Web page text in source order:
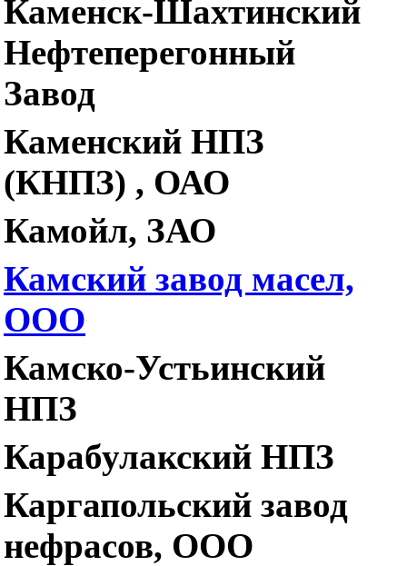
Каменск-Шахтинский
Нефтеперегонный
Завод
Каменский НПЗ
(КНПЗ) , ОАО
Камойл, ЗАО
Камский завод масел,
ООО
Камско-Устьинский
НПЗ
Карабулакский НПЗ
Каргапольский завод
нефрасов, ООО